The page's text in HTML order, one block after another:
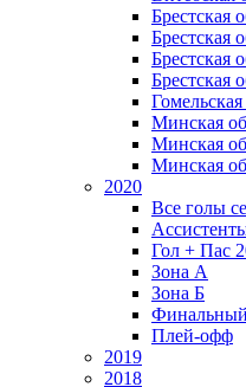
Брестская
Брестская
Брестская
Брестская
Гомельская
Минская
Минская
Минская
2020
Все голы
Гол + Пас
Зона А
Зона Б
Плей-офф
2019
2018